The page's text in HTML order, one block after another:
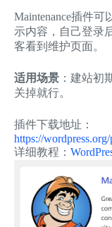
Maintenance插件
示内容，自己登录
客看到维护页面。
适用场景 ：建站初
关掉就行。
插件下载地址：
https://
详细教程：